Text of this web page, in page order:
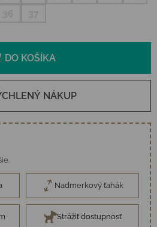
DO KOŠÍKA
NÁKUP
Nadmerkový ťahák
Strážiť dostupnosť